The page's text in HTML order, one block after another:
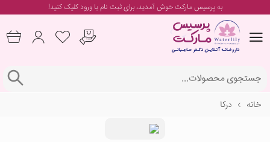
به پرسیس مارکت خوش آمدید، برایثبت نام یا ورودکلیک کنید!
خانه درکا